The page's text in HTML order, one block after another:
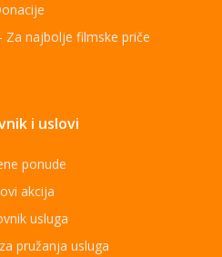
Za najbolje filmske priče
i uslovi
ponude
akcija
usluga
pružanja usluga